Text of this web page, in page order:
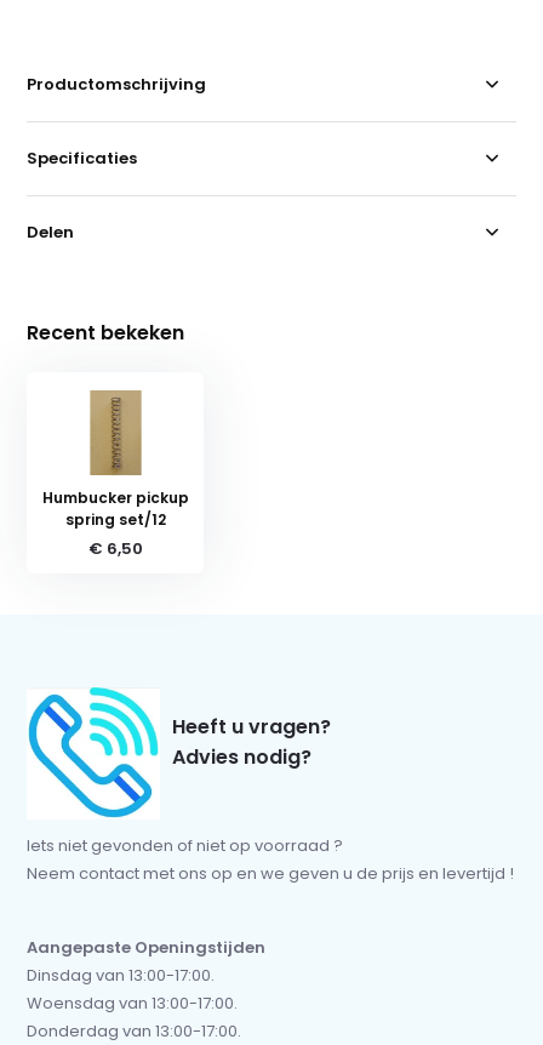
Productomschrijving
Specificaties
Delen
Recent bekeken
Humbucker pickup
spring set/12
€ 6,50
Heeft u vragen?
Advies nodig?
Iets niet gevonden of niet op voorraad ?
Neem contact met ons op en we geven u de prijs en levertijd !
Aangepaste Openingstijden
Dinsdag van 13:00-17:00.
Woensdag van 13:00-17:00.
Donderdag van 13:00-17:00.